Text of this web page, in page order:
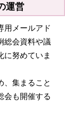
運営
用メールアド
総会資料や議
に努めていま
、集まること
会も開催する